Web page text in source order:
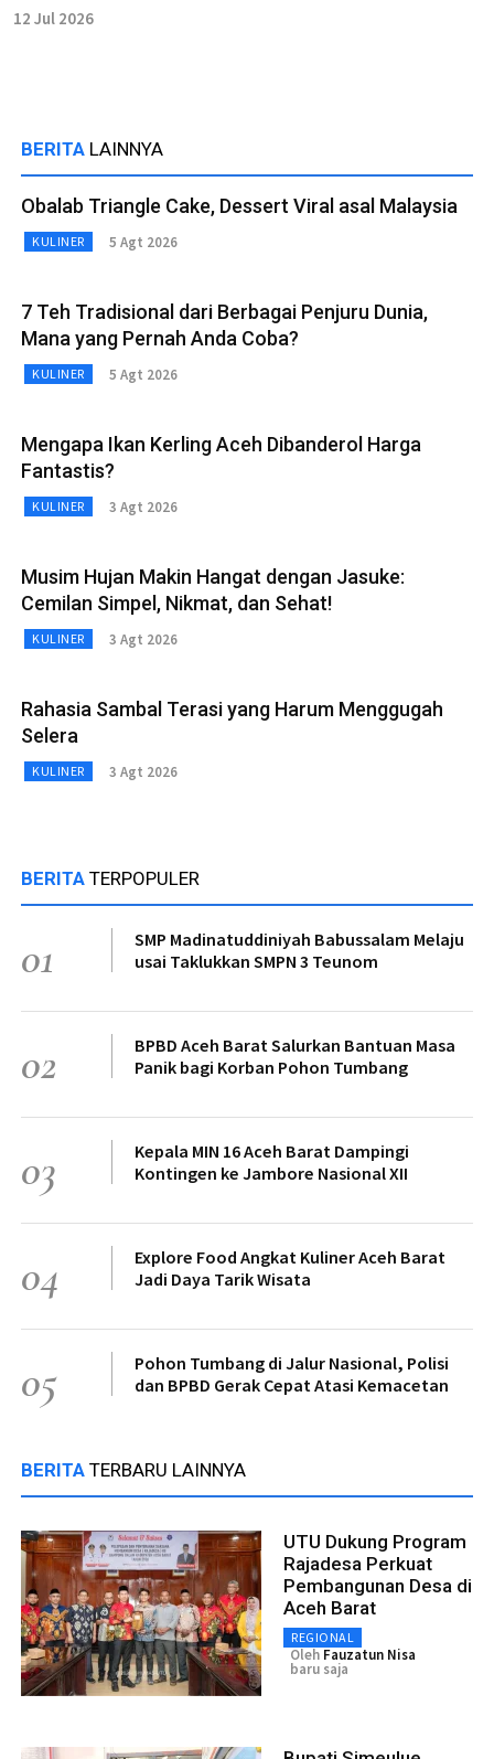
12 Jul 2026
BERITA LAINNYA
Obalab Triangle Cake, Dessert Viral asal Malaysia
KULINER 5 Agt 2026
7 Teh Tradisional dari Berbagai Penjuru Dunia,
Mana yang Pernah Anda Coba?
KULINER 5 Agt 2026
Mengapa Ikan Kerling Aceh Dibanderol Harga
Fantastis?
KULINER 3 Agt 2026
Musim Hujan Makin Hangat dengan Jasuke:
Cemilan Simpel, Nikmat, dan Sehat!
KULINER 3 Agt 2026
Rahasia Sambal Terasi yang Harum Menggugah
Selera
KULINER 3 Agt 2026
BERITA TERPOPULER
01
SMP Madinatuddiniyah Babussalam Melaju
usai Taklukkan SMPN 3 Teunom
02
BPBD Aceh Barat Salurkan Bantuan Masa
Panik bagi Korban Pohon Tumbang
03
Kepala MIN 16 Aceh Barat Dampingi
Kontingen ke Jambore Nasional XII
04
Explore Food Angkat Kuliner Aceh Barat
Jadi Daya Tarik Wisata
05
Pohon Tumbang di Jalur Nasional, Polisi
dan BPBD Gerak Cepat Atasi Kemacetan
BERITA TERBARU LAINNYA
UTU Dukung Program
Rajadesa Perkuat
Pembangunan Desa di
Aceh Barat
REGIONAL
Oleh Fauzatun Nisa
baru saja